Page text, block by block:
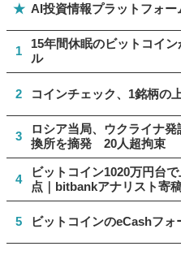
★ AI投資情報プラットフォ
1
15年間休眠のビットコイ
ル
2 コインチェック、1銘柄の
3
ロシア当局、ウクライナ
換所を摘発 20人超拘束
4
ビットコイン1020万円台
点｜bitbankアナリスト寄
5 ビットコインのeCashフ